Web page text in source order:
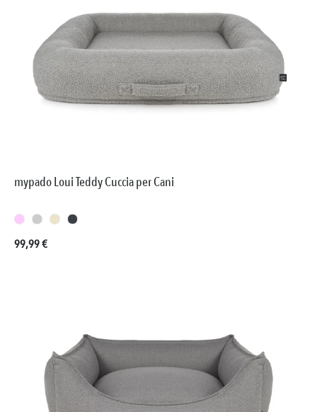
mypado Loui Teddy Cuccia per Cani
Prezzo normale:
99,99 €